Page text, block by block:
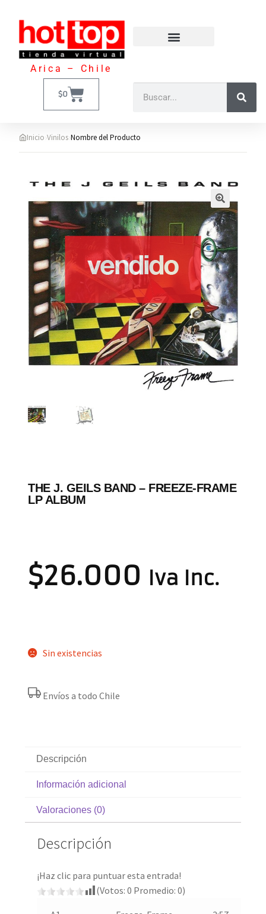
Arica – Chile
$0
Inicio›Vinilos›Nombre del Producto
THE J. GEILS BAND – FREEZE-FRAME
LP ALBUM
$26.000 Iva Inc.
Sin existencias
Envíos a todo Chile
Descripción
Información adicional
Valoraciones (0)
Descripción
¡Haz clic para puntuar esta entrada!
(Votos: 0 Promedio: 0)